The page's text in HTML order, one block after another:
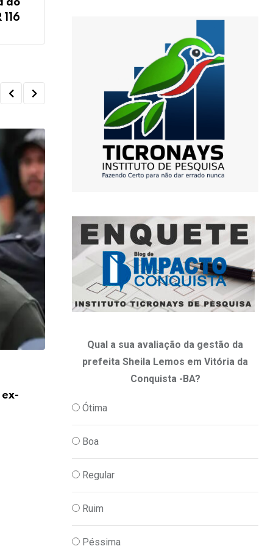
do
,POLITICA
06/08/2026
Qual a sua avaliação da gestão da
prefeita Sheila Lemos em Vitória da
Conquista -BA?
Ótima
Boa
Regular
Ruim
Péssima